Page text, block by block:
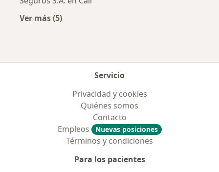
Ver más (5)
Servicio
Privacidad y cookies
Quiénes somos
Contacto
Empleos
Nuevas posiciones
Términos y condiciones
Para los pacientes